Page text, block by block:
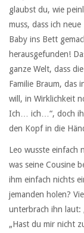
glaubst du, wie
muss, dass ich
Baby ins Bett
herausgefunden!
ganze Welt, dass
Familie Braum, das
will, in Wirklichkeit
Ich… ich…“, doch
den Kopf in die
Leo wusste einfach
was seine Cousine
ihm einfach nichts
jemanden holen?
unterbrach ihn laut:
„Hast du mir nicht